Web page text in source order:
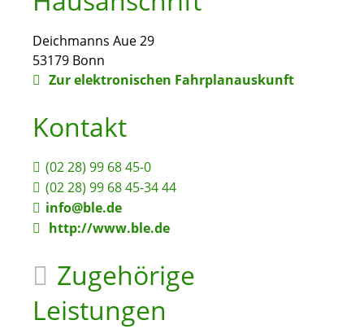
Deichmanns Aue 29
53179 Bonn
Zur elektronischen Fahrplanauskunft
Kontakt
(02 28) 99 68 45-0
(02 28) 99 68 45-34 44
info@ble.de
http://www.ble.de
Zugehörige
Leistungen